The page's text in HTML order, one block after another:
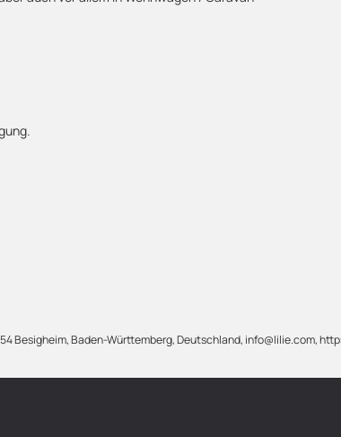
Besigheim, Baden-Württemberg, Deutschland, info@lilie.com,